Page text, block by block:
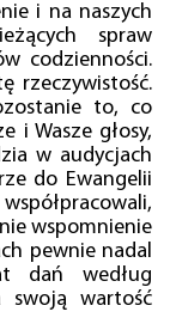
i na naszych
spraw
codzienności.
rzeczywistość.
to, co
i Wasze głosy,
w audycjach
do Ewangelii
wspomnienie
pewnie nadal
dań według
swoją wartość